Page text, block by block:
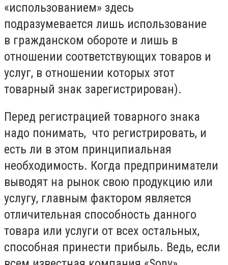
«использованием» здесь
подразумевается лишь использование
в гражданском обороте и лишь в
отношении соответствующих товаров и
услуг, в отношении которых этот
товарный знак зарегистрирован).
Перед регистрацией товарного знака
надо понимать, что регистрировать, и
есть ли в этом принципиальная
необходимость. Когда предприниматели
выводят на рынок свою продукцию или
услугу, главным фактором является
отличительная способность данного
товара или услуги от всех остальных,
способная принести прибыль. Ведь, если